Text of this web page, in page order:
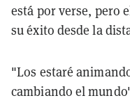
está por verse, pero
su éxito desde la
"Los estaré
cambiando el